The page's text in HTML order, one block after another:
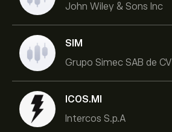
John Wiley & Sons Inc
SIM
Grupo Simec SAB de CV
ICOS.MI
Intercos S.p.A